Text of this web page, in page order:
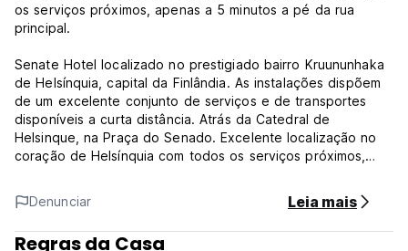
os serviços próximos, apenas a 5 minutos a pé da rua
principal.
Senate Hotel localizado no prestigiado bairro Kruununhaka
de Helsínquia, capital da Finlândia. As instalações dispõem
de um excelente conjunto de serviços e de transportes
disponíveis a curta distância. Atrás da Catedral de
Helsinque, na Praça do Senado. Excelente localização no
coração de Helsínquia com todos os serviços próximos,
Todos os clientes estão munidos de chave própria do local,
entrada 24 horas. Os quartos incluem televisão, lavatório e
frigorífico. Camas extras mediante solicitação.
Denunciar Leia mais
Regras da Casa